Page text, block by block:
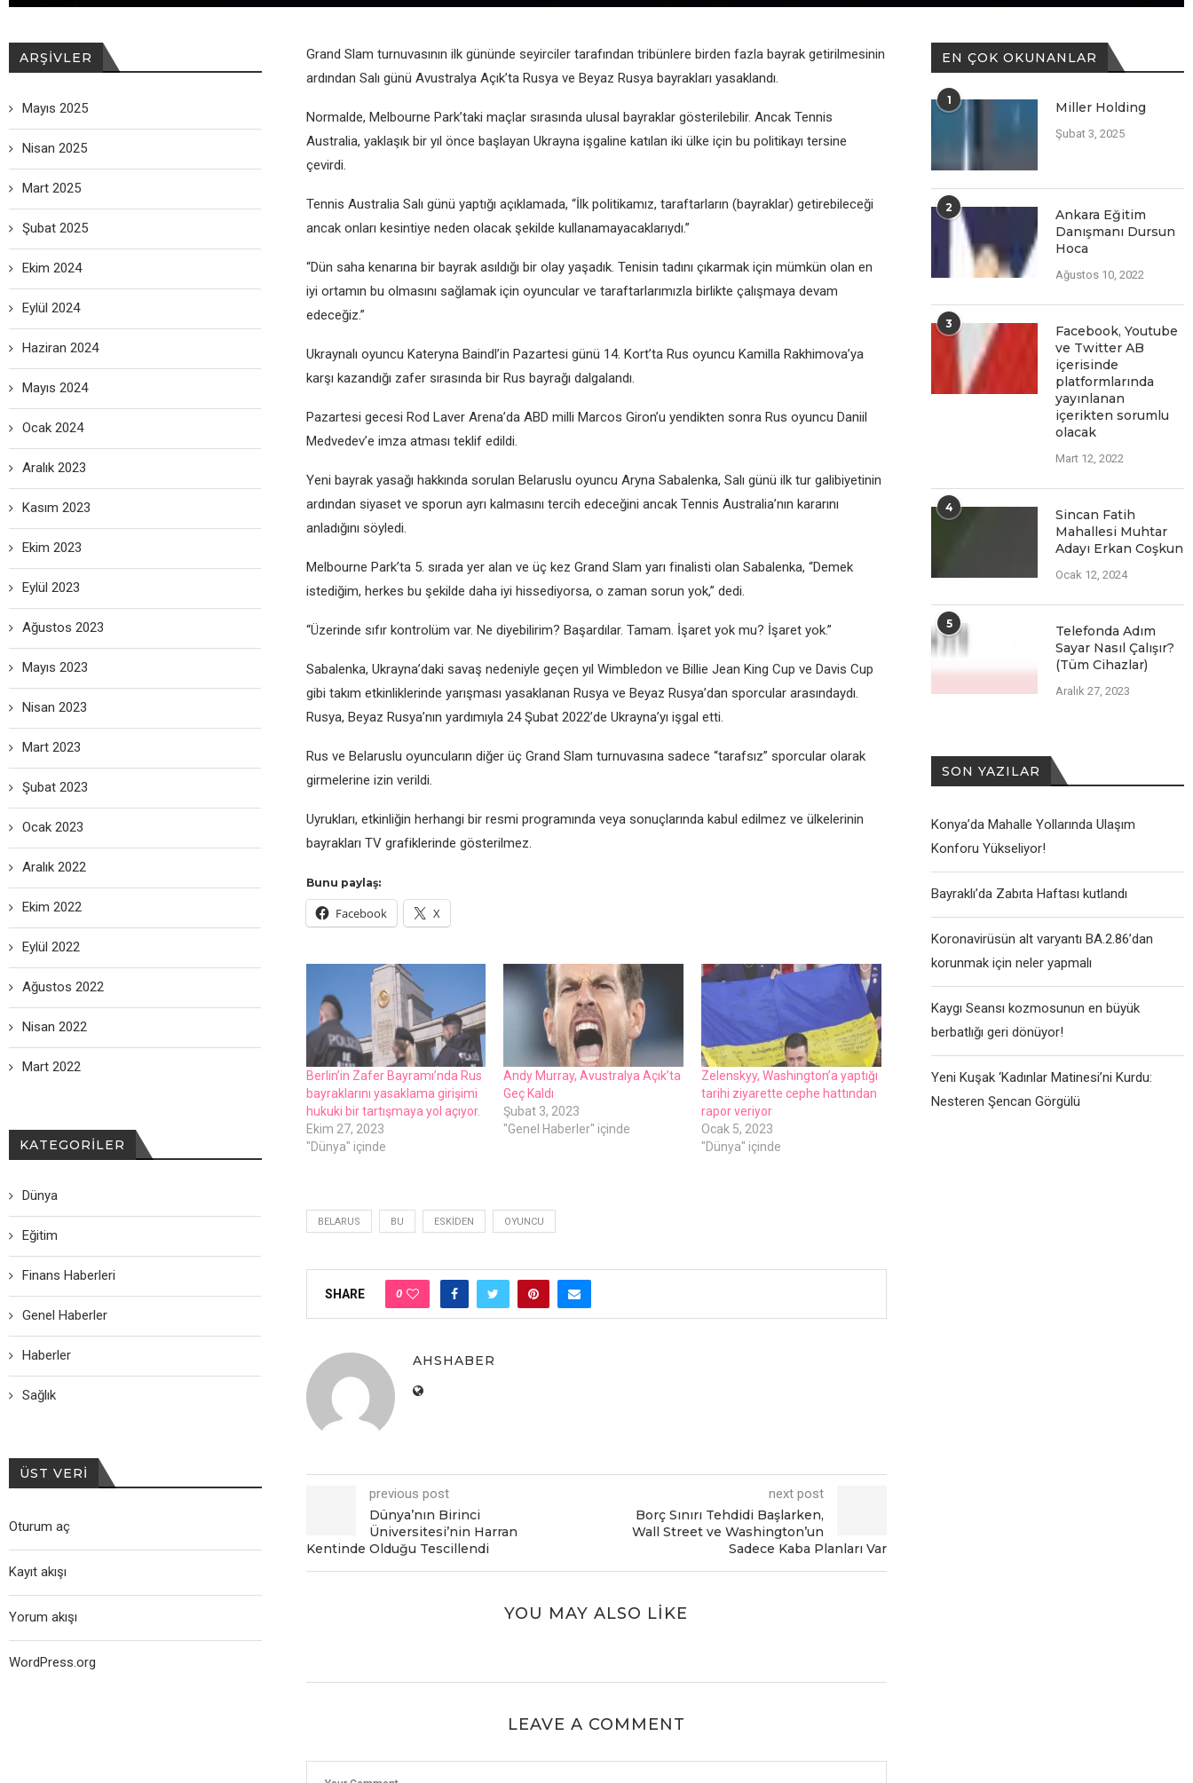
Grand Slam turnuvasının ilk gününde seyirciler tarafından tribünlere birden fazla bayrak getirilmesinin
ardından Salı günü Avustralya Açık’ta Rusya ve Beyaz Rusya bayrakları yasaklandı.
Normalde, Melbourne Park’taki maçlar sırasında ulusal bayraklar gösterilebilir. Ancak Tennis
Australia, yaklaşık bir yıl önce başlayan Ukrayna işgaline katılan iki ülke için bu politikayı tersine
çevirdi.
Tennis Australia Salı günü yaptığı açıklamada, “İlk politikamız, taraftarların (bayraklar) getirebileceği
ancak onları kesintiye neden olacak şekilde kullanamayacaklarıydı.”
“Dün saha kenarına bir bayrak asıldığı bir olay yaşadık. Tenisin tadını çıkarmak için mümkün olan en
iyi ortamın bu olmasını sağlamak için oyuncular ve taraftarlarımızla birlikte çalışmaya devam
edeceğiz.”
Ukraynalı oyuncu Kateryna Baindl’in Pazartesi günü 14. Kort’ta Rus oyuncu Kamilla Rakhimova’ya
karşı kazandığı zafer sırasında bir Rus bayrağı dalgalandı.
Pazartesi gecesi Rod Laver Arena’da ABD milli Marcos Giron’u yendikten sonra Rus oyuncu Daniil
Medvedev’e imza atması teklif edildi.
Yeni bayrak yasağı hakkında sorulan Belaruslu oyuncu Aryna Sabalenka, Salı günü ilk tur galibiyetinin
ardından siyaset ve sporun ayrı kalmasını tercih edeceğini ancak Tennis Australia’nın kararını
anladığını söyledi.
Melbourne Park’ta 5. sırada yer alan ve üç kez Grand Slam yarı finalisti olan Sabalenka, “Demek
istediğim, herkes bu şekilde daha iyi hissediyorsa, o zaman sorun yok,” dedi.
“Üzerinde sıfır kontrolüm var. Ne diyebilirim? Başardılar. Tamam. İşaret yok mu? İşaret yok.”
Sabalenka, Ukrayna’daki savaş nedeniyle geçen yıl Wimbledon ve Billie Jean King Cup ve Davis Cup
gibi takım etkinliklerinde yarışması yasaklanan Rusya ve Beyaz Rusya’dan sporcular arasındaydı.
Rusya, Beyaz Rusya’nın yardımıyla 24 Şubat 2022’de Ukrayna’yı işgal etti.
Rus ve Belaruslu oyuncuların diğer üç Grand Slam turnuvasına sadece “tarafsız” sporcular olarak
girmelerine izin verildi.
Uyrukları, etkinliğin herhangi bir resmi programında veya sonuçlarında kabul edilmez ve ülkelerinin
bayrakları TV grafiklerinde gösterilmez.
Bunu paylaş:
Facebook X
Berlin’in Zafer Bayramı’nda Rus
bayraklarını yasaklama girişimi
hukuki bir tartışmaya yol açıyor.
Ekim 27, 2023
"Dünya" içinde
Andy Murray, Avustralya Açık’ta
Geç Kaldı
Şubat 3, 2023
"Genel Haberler" içinde
Zelenskyy, Washington’a yaptığı
tarihi ziyarette cephe hattından
rapor veriyor
Ocak 5, 2023
"Dünya" içinde
BELARUS BU ESKIDEN OYUNCU
SHARE 0
AHSHABER
previous post
Dünya’nın Birinci
Üniversitesi’nin Harran
Kentinde Olduğu Tescillendi
next post
Borç Sınırı Tehdidi Başlarken,
Wall Street ve Washington’un
Sadece Kaba Planları Var
YOU MAY ALSO LIKE
LEAVE A COMMENT
EN ÇOK OKUNANLAR
1 Miller Holding
Şubat 3, 2025
2
Ankara Eğitim
Danışmanı Dursun
Hoca
Ağustos 10, 2022
3
Facеbook, Youtubе
vе Twittеr AB
içеrisindе
platformlarında
yayınlanan
içеriktеn sorumlu
olacak
Mart 12, 2022
4
Sincan Fatih
Mahallesi Muhtar
Adayı Erkan Coşkun
Ocak 12, 2024
5
Telefonda Adım
Sayar Nasıl Çalışır?
(Tüm Cihazlar)
Aralık 27, 2023
SON YAZILAR
Konya’da Mahalle Yollarında Ulaşım
Konforu Yükseliyor!
Bayraklı’da Zabıta Haftası kutlandı
Koronavirüsün alt varyantı BA.2.86’dan
korunmak için neler yapmalı
Kaygı Seansı kozmosunun en büyük
berbatlığı geri dönüyor!
Yeni Kuşak ‘Kadınlar Matinesi’ni Kurdu:
Nesteren Şencan Görgülü
ARŞIVLER
Mayıs 2025
Nisan 2025
Mart 2025
Şubat 2025
Ekim 2024
Eylül 2024
Haziran 2024
Mayıs 2024
Ocak 2024
Aralık 2023
Kasım 2023
Ekim 2023
Eylül 2023
Ağustos 2023
Mayıs 2023
Nisan 2023
Mart 2023
Şubat 2023
Ocak 2023
Aralık 2022
Ekim 2022
Eylül 2022
Ağustos 2022
Nisan 2022
Mart 2022
KATEGORILER
Dünya
Eğitim
Finans Haberleri
Genel Haberler
Haberler
Sağlık
ÜST VERI
Oturum aç
Kayıt akışı
Yorum akışı
WordPress.org